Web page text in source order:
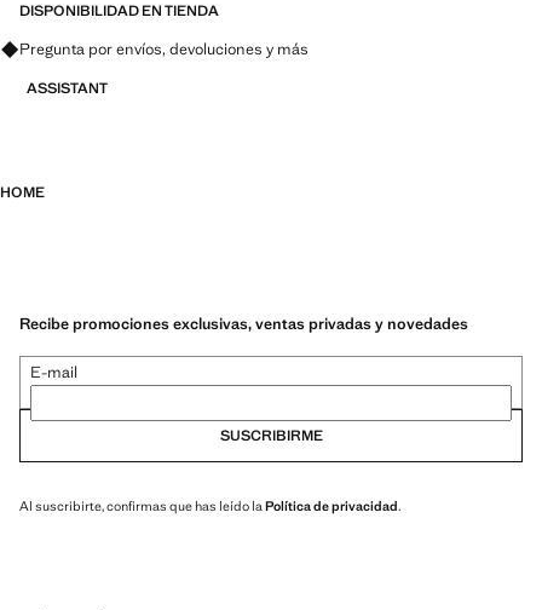
DISPONIBILIDAD EN TIENDA
Pregunta por envíos, devoluciones y más
ASSISTANT
HOME
Recibe promociones exclusivas, ventas privadas y novedades
E-mail
SUSCRIBIRME
Al suscribirte, confirmas que has leído la Política de privacidad.